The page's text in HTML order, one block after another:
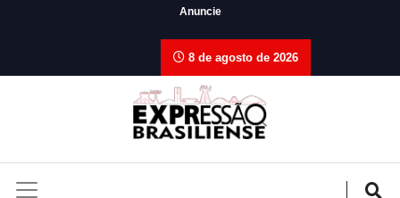
Anuncie
8 de agosto de 2026